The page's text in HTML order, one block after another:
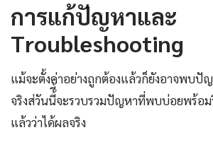
การแก้ปัญหาและ
Troubleshooting
แม้จะตั้งค่าอย่างถูกต้องแล้วก็ยังอาจพบปั
จริงส่วันนี้ี้จะรวบรวมปัญหาที่พบบ่อยพร้อ
แล้วว่าได้ผลจริง